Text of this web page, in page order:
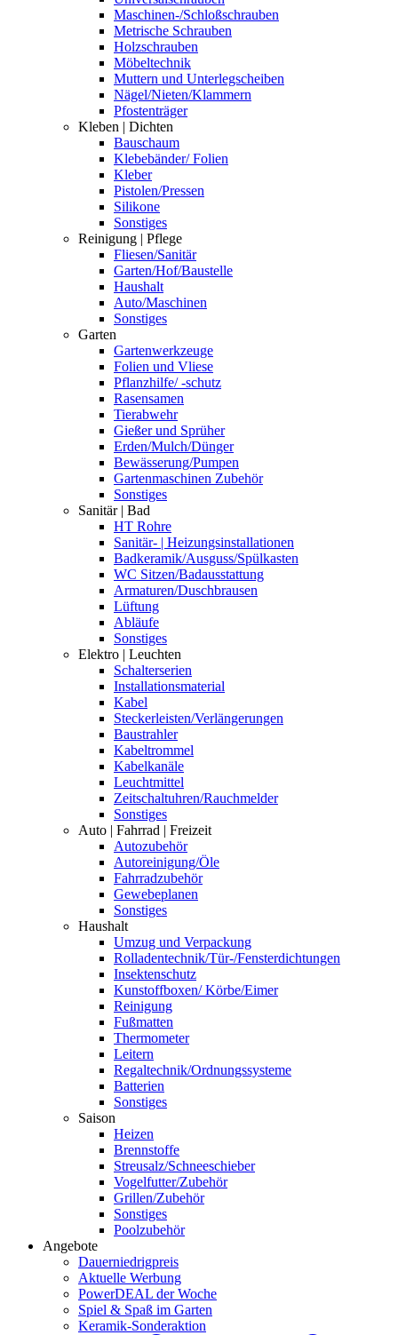
Maschinen-/Schloßschrauben
Metrische Schrauben
Holzschrauben
Möbeltechnik
Muttern und Unterlegscheiben
Nägel/Nieten/Klammern
Pfostenträger
Kleben | Dichten
Bauschaum
Klebebänder/ Folien
Kleber
Pistolen/Pressen
Silikone
Sonstiges
Reinigung | Pflege
Fliesen/Sanitär
Garten/Hof/Baustelle
Haushalt
Auto/Maschinen
Sonstiges
Garten
Gartenwerkzeuge
Folien und Vliese
Pflanzhilfe/ -schutz
Rasensamen
Tierabwehr
Gießer und Sprüher
Erden/Mulch/Dünger
Bewässerung/Pumpen
Gartenmaschinen Zubehör
Sonstiges
Sanitär | Bad
HT Rohre
Sanitär- | Heizungsinstallationen
Badkeramik/Ausguss/Spülkasten
WC Sitzen/Badausstattung
Armaturen/Duschbrausen
Lüftung
Abläufe
Sonstiges
Elektro | Leuchten
Schalterserien
Installationsmaterial
Kabel
Steckerleisten/Verlängerungen
Baustrahler
Kabeltrommel
Kabelkanäle
Leuchtmittel
Zeitschaltuhren/Rauchmelder
Sonstiges
Auto | Fahrrad | Freizeit
Autozubehör
Autoreinigung/Öle
Fahrradzubehör
Gewebeplanen
Sonstiges
Haushalt
Umzug und Verpackung
Rolladentechnik/Tür-/Fensterdichtungen
Insektenschutz
Kunstoffboxen/ Körbe/Eimer
Reinigung
Fußmatten
Thermometer
Leitern
Regaltechnik/Ordnungssysteme
Batterien
Sonstiges
Saison
Heizen
Brennstoffe
Streusalz/Schneeschieber
Vogelfutter/Zubehör
Grillen/Zubehör
Sonstiges
Poolzubehör
Angebote
Dauerniedrigpreis
Aktuelle Werbung
PowerDEAL der Woche
Spiel & Spaß im Garten
Keramik-Sonderaktion